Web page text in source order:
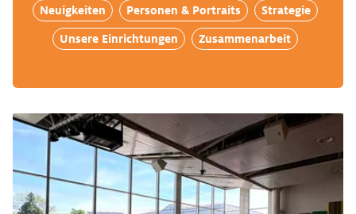
Neuigkeiten Personen & Portraits Strategie
Unsere Einrichtungen Zusammenarbeit